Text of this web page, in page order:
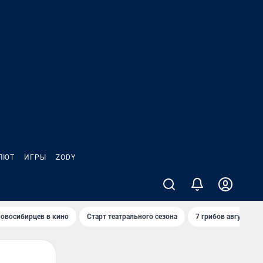
ИГРЫ ZODY
в кино Старт театрального сезона 7 грибов августа